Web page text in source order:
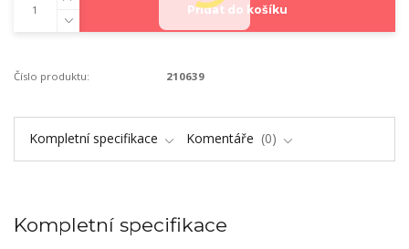
Přidat do košíku
Číslo produktu: 210639
Kompletní specifikace Komentáře 0
Kompletní specifikace